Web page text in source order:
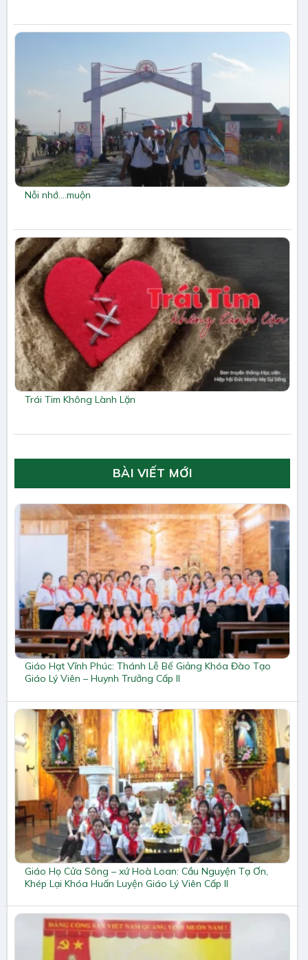
Nỗi nhớ….muộn
Trái Tim Không Lành Lặn
BÀI VIẾT MỚI
Giáo Hạt Vĩnh Phúc: Thánh Lễ Bế Giảng Khóa Đào Tạo
Giáo Lý Viên – Huynh Trưởng Cấp II
Giáo Họ Cửa Sông – xứ Hoà Loan: Cầu Nguyện Tạ Ơn,
Khép Lại Khóa Huấn Luyện Giáo Lý Viên Cấp II